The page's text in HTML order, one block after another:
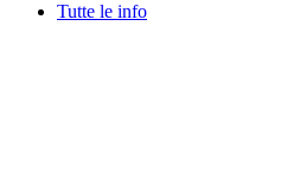
Tutte le info